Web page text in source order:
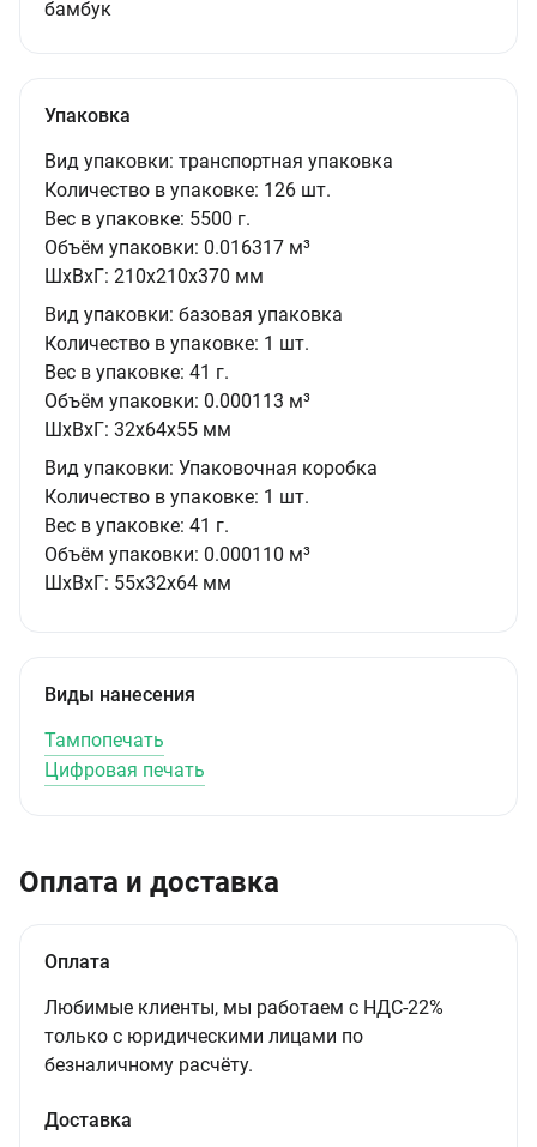
бамбук
Упаковка
Вид упаковки: транспортная упаковка
Количество в упаковке: 126 шт.
Вес в упаковке: 5500 г.
Объём упаковки: 0.016317 м³
ШxВxГ: 210x210x370 мм
Вид упаковки: базовая упаковка
Количество в упаковке: 1 шт.
Вес в упаковке: 41 г.
Объём упаковки: 0.000113 м³
ШxВxГ: 32x64x55 мм
Вид упаковки: Упаковочная коробка
Количество в упаковке: 1 шт.
Вес в упаковке: 41 г.
Объём упаковки: 0.000110 м³
ШxВxГ: 55x32x64 мм
Виды нанесения
Тампопечать
Цифровая печать
Оплата и доставка
Оплата
Любимые клиенты, мы работаем с НДС-22%
только с юридическими лицами по
безналичному расчёту.
Доставка